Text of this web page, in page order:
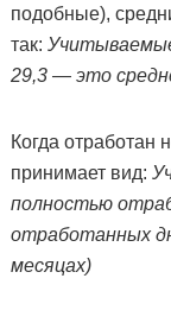
подобные),
так:
29,3 — это
Когда отработан
принимает вид:
полностью
отработанных
месяцах)